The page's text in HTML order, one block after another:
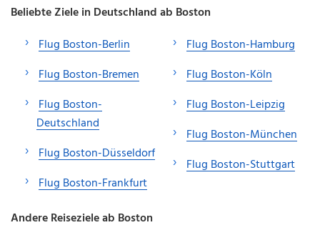
Beliebte Ziele in Deutschland ab Boston
Flug Boston-Berlin
Flug Boston-Bremen
Flug Boston-
Deutschland
Flug Boston-Düsseldorf
Flug Boston-Frankfurt
Flug Boston-Hamburg
Flug Boston-Köln
Flug Boston-Leipzig
Flug Boston-München
Flug Boston-Stuttgart
Andere Reiseziele ab Boston